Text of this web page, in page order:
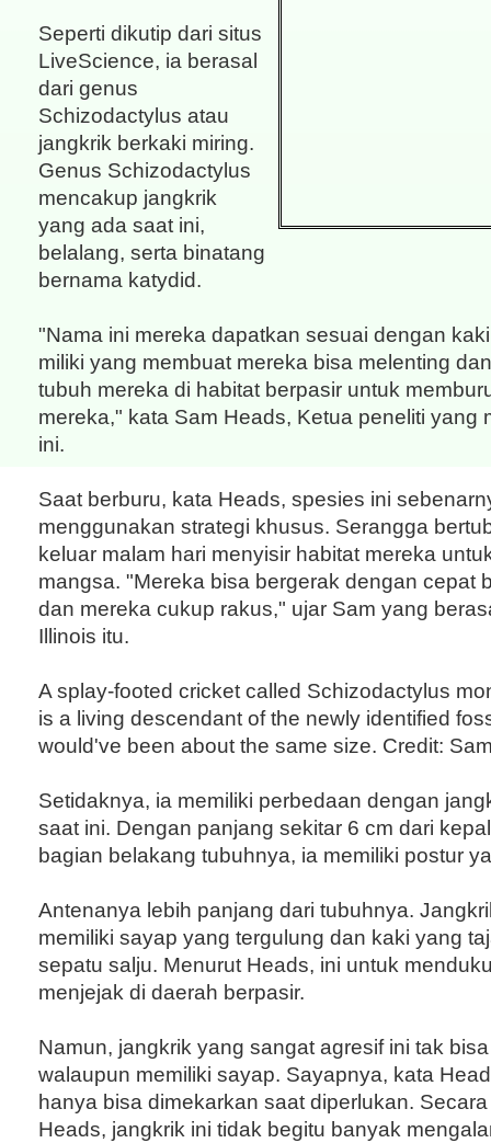
Seperti dikutip dari situs
LiveScience, ia berasal
dari genus
Schizodactylus atau
jangkrik berkaki miring.
Genus Schizodactylus
mencakup jangkrik
yang ada saat ini,
belalang, serta binatang
bernama katydid.
"Nama ini mereka dapatkan sesuai dengan
miliki yang membuat mereka bisa melenting
tubuh mereka di habitat berpasir untuk
mereka," kata Sam Heads, Ketua peneliti yang
ini.
Saat berburu, kata Heads, spesies ini
menggunakan strategi khusus. Serangga
keluar malam hari menyisir habitat mereka
mangsa. "Mereka bisa bergerak dengan cepat
dan mereka cukup rakus," ujar Sam yang
Illinois itu.
A splay-footed cricket called Schizodactylus
is a living descendant of the newly identified
would've been about the same size. Credit:
Setidaknya, ia memiliki perbedaan dengan
saat ini. Dengan panjang sekitar 6 cm dari
bagian belakang tubuhnya, ia memiliki postur
Antenanya lebih panjang dari tubuhnya.
memiliki sayap yang tergulung dan kaki yang
sepatu salju. Menurut Heads, ini untuk
menjejak di daerah berpasir.
Namun, jangkrik yang sangat agresif ini tak
walaupun memiliki sayap. Sayapnya, kata
hanya bisa dimekarkan saat diperlukan.
Heads, jangkrik ini tidak begitu banyak